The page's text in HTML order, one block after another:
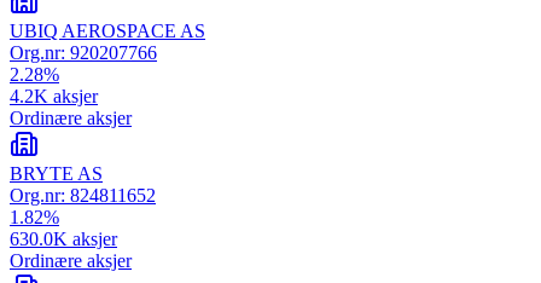
UBIQ AEROSPACE AS
Org.nr: 920207766
2.28%
4.2K aksjer
Ordinære aksjer
BRYTE AS
Org.nr: 824811652
1.82%
630.0K aksjer
Ordinære aksjer